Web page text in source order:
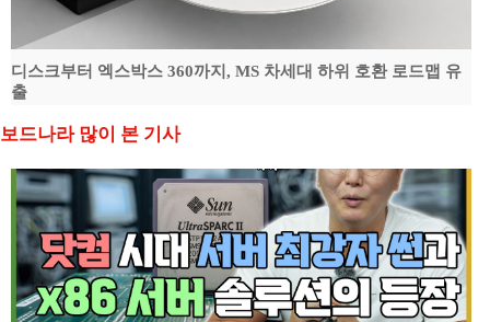
디스크부터 엑스박스 360까지, MS 차세대 하위 호환 로드맵 유
출
보드나라 많이 본 기사